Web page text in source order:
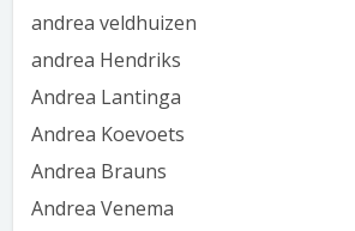
andrea veldhuizen
andrea Hendriks
Andrea Lantinga
Andrea Koevoets
Andrea Brauns
Andrea Venema